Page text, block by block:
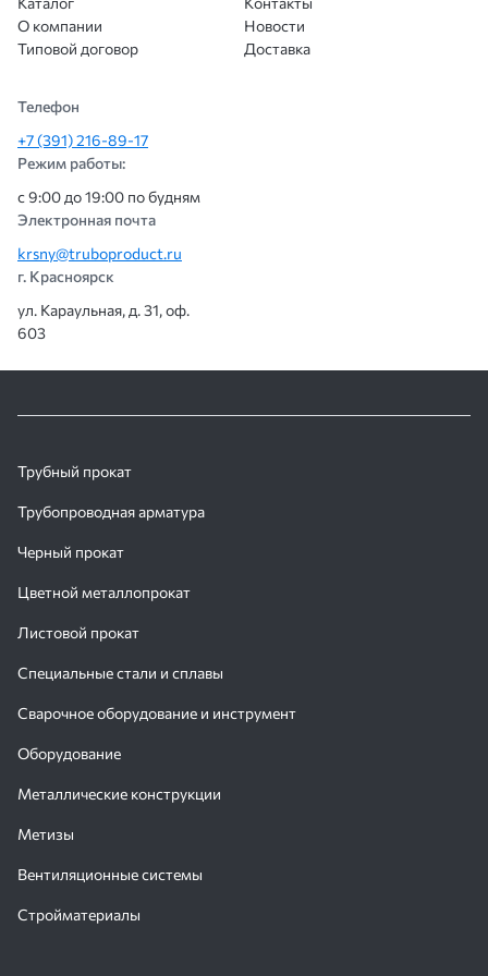
О компании
Типовой договор
Новости
Доставка
Телефон
+7 (391) 216-89-17
Режим работы:
с 9:00 до 19:00 по будням
Электронная почта
krsny@truboproduct.ru
г. Красноярск
ул. Караульная, д. 31, оф.
603
Трубный прокат
Трубопроводная арматура
Черный прокат
Цветной металлопрокат
Листовой прокат
Специальные стали и сплавы
Сварочное оборудование и инструмент
Оборудование
Металлические конструкции
Метизы
Вентиляционные системы
Стройматериалы